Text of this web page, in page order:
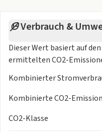
* Karosserievariante SUV
* Linkslenker
* Modellbezeichnung am
* Scheibenbremsen vorn
* Serviceanzeige 2 Jahre
Verbrauch &
Dieser Wert basiert auf
ermittelten CO2-
Kombinierter
Kombinierte CO2-Emission
CO2-Klasse